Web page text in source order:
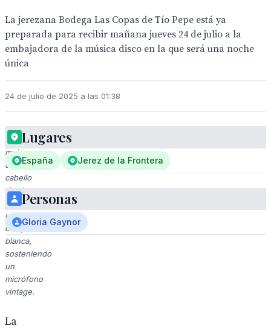
La jerezana Bodega Las Copas de Tío Pepe está ya
preparada para recibir mañana jueves 24 de julio a la
embajadora de la música disco en la que será una noche
única
24 de julio de 2025 a las 01:38
Una
mujer
con
cabello
rizado
y
una
chaqueta
blanca,
sosteniendo
un
micrófono
vintage.
La
Lugares
España Jerez de la Frontera
Personas
Gloria Gaynor